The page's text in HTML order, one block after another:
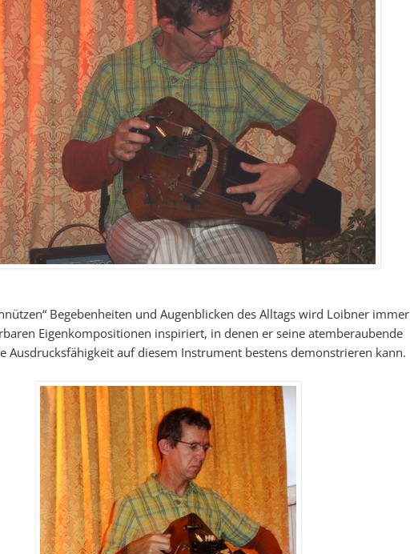
Begebenheiten und Augenblicken des Alltags wird Loibner immer
Eigenkompositionen inspiriert, in denen er seine atemberaubende
Ausdrucksfähigkeit auf diesem Instrument bestens demonstrieren kann.